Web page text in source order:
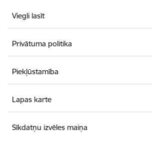
Viegli lasīt
Privātuma politika
Piekļūstamība
Lapas karte
Sīkdatņu izvēles maiņa